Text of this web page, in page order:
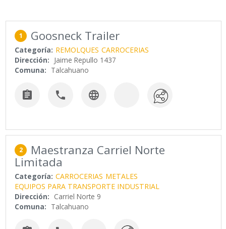
1 Goosneck Trailer
Categoría: REMOLQUES CARROCERIAS
Dirección: Jaime Repullo 1437
Comuna: Talcahuano
  
2 Maestranza Carriel Norte
Limitada
Categoría: CARROCERIAS METALES
EQUIPOS PARA TRANSPORTE INDUSTRIAL
Dirección: Carriel Norte 9
Comuna: Talcahuano